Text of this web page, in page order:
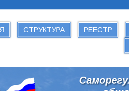
СТРУКТУРА РЕЕСТР